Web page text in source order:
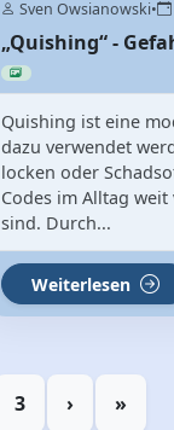
Sven Owsianowski•
„Quishing“ -
Quishing ist eine
dazu verwendet
locken oder
Codes im Alltag
sind. Durch...
Weiterlesen
3 › »